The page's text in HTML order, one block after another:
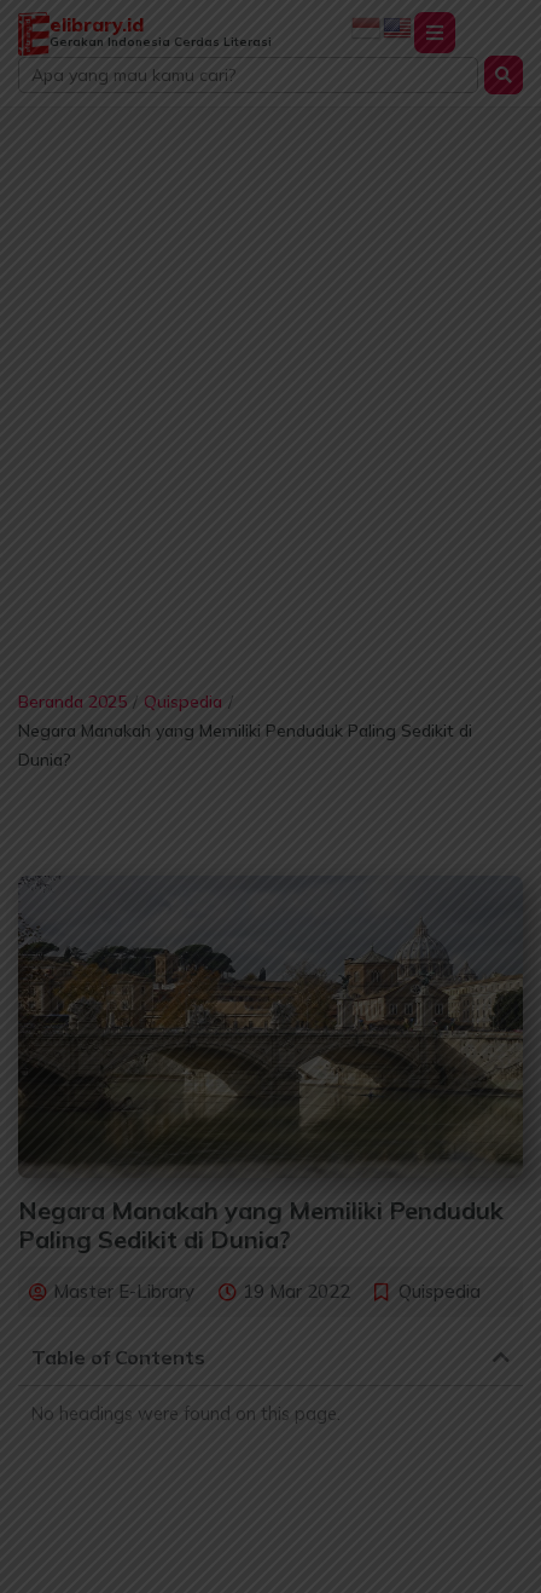
Lewati
konten
elibrary.id
Gerakan Indonesia Cerdas Literasi
Search
...
Beranda 2025 / Quispedia /
Negara Manakah yang Memiliki Penduduk Paling Sedikit di
Dunia?
Negara Manakah yang Memiliki Penduduk
Paling Sedikit di Dunia?
Master E-Library 19 Mar 2022 Quispedia
Table of Contents
No headings were found on this page.